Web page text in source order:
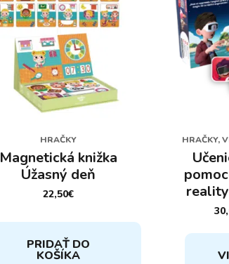
HRAČKY
Magnetická knižka
Úžasný deň
22,50€
PRIDAŤ DO
KOŠÍKA
HRAČKY,